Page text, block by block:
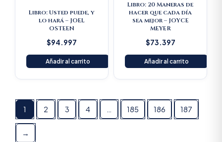
Libro: Usted puede, y
lo hará – JOEL
OSTEEN
$94.997
Añadir al carrito
Libro: 20 Maneras de
hacer que cada día
sea mejor – JOYCE
MEYER
$73.397
Añadir al carrito
1 2 3 4 185 186 187
→